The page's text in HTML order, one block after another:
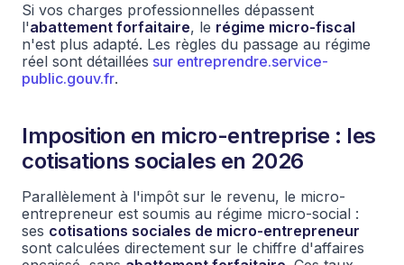
Si vos charges professionnelles dépassent
l'abattement forfaitaire, le régime micro-fiscal
n'est plus adapté. Les règles du passage au régime
réel sont détaillées sur entreprendre.service-
public.gouv.fr.
Imposition en micro-entreprise : les
cotisations sociales en 2026
Parallèlement à l'impôt sur le revenu, le micro-
entrepreneur est soumis au régime micro-social :
ses cotisations sociales de micro-entrepreneur
sont calculées directement sur le chiffre d'affaires